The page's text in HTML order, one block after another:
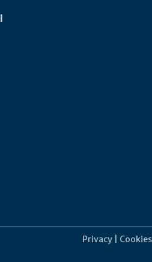
Privacy Cookies